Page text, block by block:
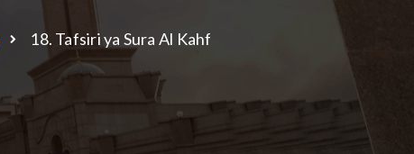
18. Tafsiri ya Sura Al Kahf